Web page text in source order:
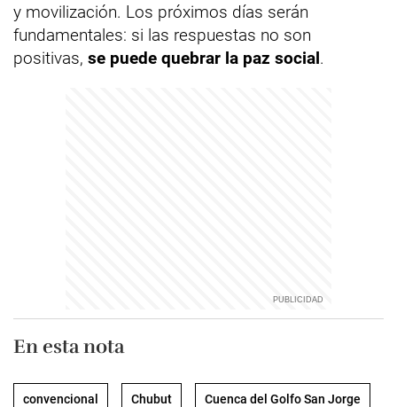
y movilización. Los próximos días serán
fundamentales: si las respuestas no son
positivas, se puede quebrar la paz social.
En esta nota
convencional Chubut Cuenca del Golfo San Jorge